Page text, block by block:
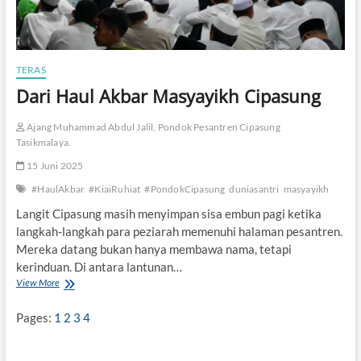
TERAS
Dari Haul Akbar Masyayikh Cipasung
Ajang Muhammad Abdul Jalil, Pondok Pesantren Cipasung
Tasikmalaya.
15 Juni 2025
#HaulAkbar #KiaiRuhiat #PondokCipasung duniasantri masyayikh
Langit Cipasung masih menyimpan sisa embun pagi ketika
langkah-langkah para peziarah memenuhi halaman pesantren.
Mereka datang bukan hanya membawa nama, tetapi
kerinduan. Di antara lantunan…
View MoreD
i
Pages: 1 2 3 4